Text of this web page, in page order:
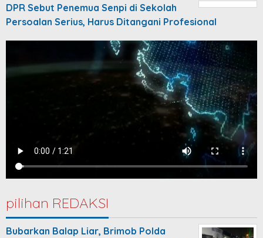
DPR Sebut Penemua Senpi di Sekolah
Persoalan Serius, Harus Ditangani Profesional
pilihan REDAKSI
Bubarkan Balap Liar, Brimob Polda